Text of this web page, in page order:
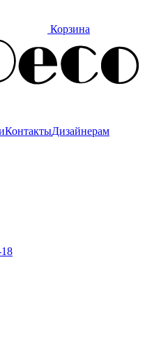
Корзина
КонтактыДизайнерам